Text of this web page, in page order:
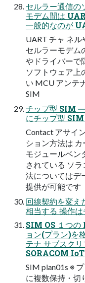
セルラー通信の
モデム間は
一般的なのが
UART チャ ネル
セルラーモデム
やドライバーで
ソフトウェア上
い MCU アンテ
SIM
チップ型 SIM
にチップ型
Contact アサイ
ション方法は
モジュールベン
されている ソ
法についてはデ
提供が可能です
回線契約を変え
相当する 操作
SIM OS １つの
ョン(プラン)を
テナ サブスク
SORACOM IoT
SIM plan01s ※
に複数保持・切